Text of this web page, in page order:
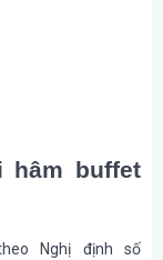
hâm buffet
Nghị định số